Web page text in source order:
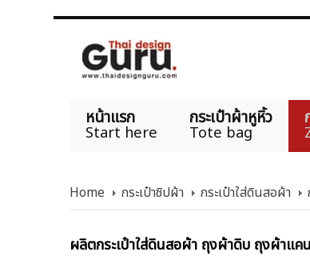
หน้าแรก
Start here
กระเป๋าผ้าหูหิ้ว
Tote bag
Home กระเป๋าซิปผ้า กระเป๋าใส่ดินสอผ้า
ผลิตกระเป๋าใส่ดินสอผ้า ถุงผ้าดิบ ถุงผ้าแค